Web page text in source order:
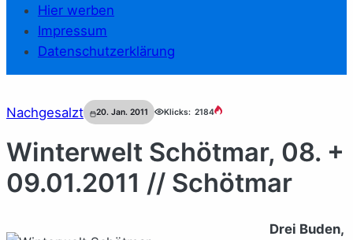
Hier werben
Impressum
Datenschutzerklärung
Nachgesalzt 20. Jan. 2011 Klicks: 2184
Winterwelt Schötmar, 08. +
09.01.2011 // Schötmar
Drei Buden,